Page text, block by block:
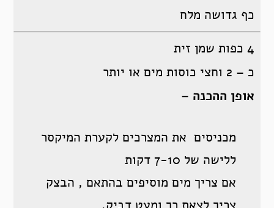
כף גדושה מלח
4 כפות שמן זית
כ – 2 וחצי כוסות מים או יותר
אופן ההכנה –
מכניסים את המצרכים לקערת המיקסר
ללישה של 7-10 דקות
אם צריך מים מוסיפים בהתאם , הבצק